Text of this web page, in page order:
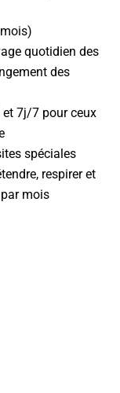
quotidien des
des
et 7j/7 pour ceux
spéciales
respirer et
mois